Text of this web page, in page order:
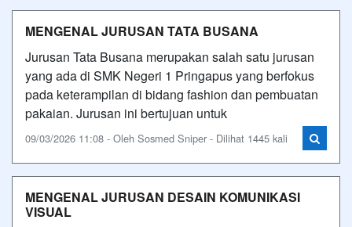
MENGENAL JURUSAN TATA BUSANA
Jurusan Tata Busana merupakan salah satu jurusan
yang ada di SMK Negeri 1 Pringapus yang berfokus
pada keterampilan di bidang fashion dan pembuatan
pakaian. Jurusan ini bertujuan untuk
09/03/2026 11:08 - Oleh Sosmed Sniper - Dilihat 1445 kali
MENGENAL JURUSAN DESAIN KOMUNIKASI
VISUAL